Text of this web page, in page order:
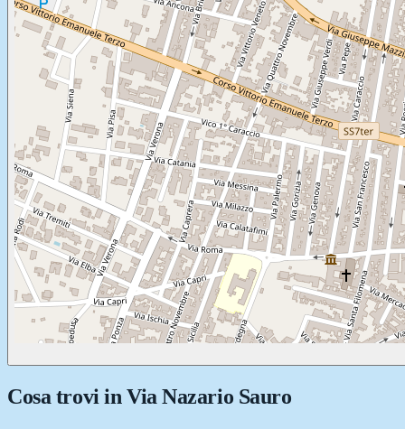
Cosa trovi in Via Nazario Sauro